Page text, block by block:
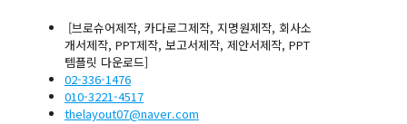
[브로슈어제작, 카다로그제작, 지명원제작, 회사소
개서제작, PPT제작, 보고서제작, 제안서제작, PPT
템플릿 다운로드]
02-336-1476
010-3221-4517
thelayout07@naver.com